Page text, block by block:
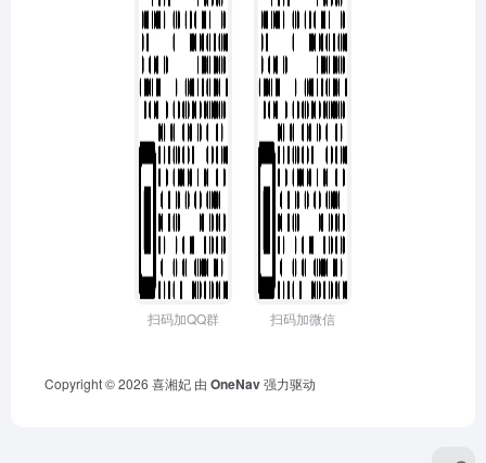
扫码加QQ群 扫码加微信
Copyright © 2026 喜湘妃 由 OneNav强力驱动